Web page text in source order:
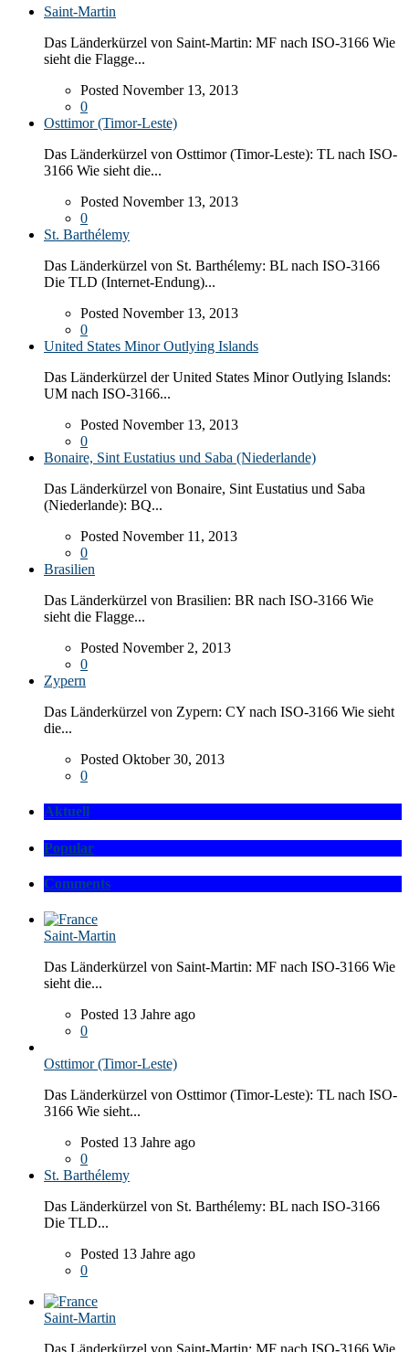
Saint-Martin
Das Länderkürzel von Saint-Martin: MF nach ISO-3166 Wie
sieht die Flagge...
Posted November 13, 2013
0
Osttimor (Timor-Leste)
Das Länderkürzel von Osttimor (Timor-Leste): TL nach ISO-
3166 Wie sieht die...
Posted November 13, 2013
0
St. Barthélemy
Das Länderkürzel von St. Barthélemy: BL nach ISO-3166
Die TLD (Internet-Endung)...
Posted November 13, 2013
0
United States Minor Outlying Islands
Das Länderkürzel der United States Minor Outlying Islands:
UM nach ISO-3166...
Posted November 13, 2013
0
Bonaire, Sint Eustatius und Saba (Niederlande)
Das Länderkürzel von Bonaire, Sint Eustatius und Saba
(Niederlande): BQ...
Posted November 11, 2013
0
Brasilien
Das Länderkürzel von Brasilien: BR nach ISO-3166 Wie
sieht die Flagge...
Posted November 2, 2013
0
Zypern
Das Länderkürzel von Zypern: CY nach ISO-3166 Wie sieht
die...
Posted Oktober 30, 2013
0
Aktuell
Popular
Comments
Saint-Martin
Das Länderkürzel von Saint-Martin: MF nach ISO-3166 Wie
sieht die...
Posted 13 Jahre ago
0
Osttimor (Timor-Leste)
Das Länderkürzel von Osttimor (Timor-Leste): TL nach ISO-
3166 Wie sieht...
Posted 13 Jahre ago
0
St. Barthélemy
Das Länderkürzel von St. Barthélemy: BL nach ISO-3166
Die TLD...
Posted 13 Jahre ago
0
Saint-Martin